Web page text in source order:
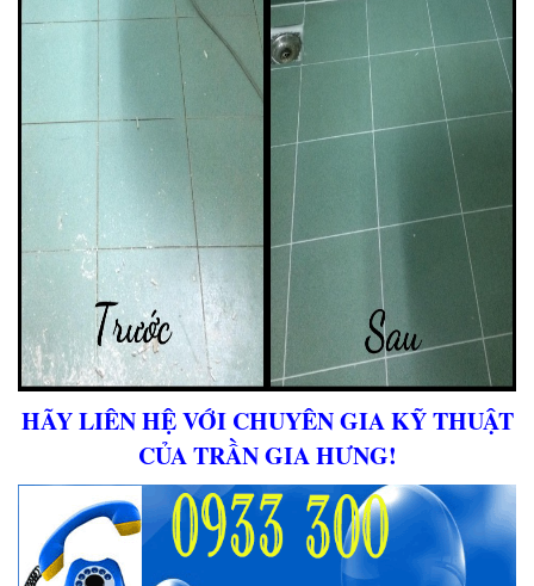
HÃY LIÊN HỆ VỚI CHUYÊN GIA KỸ THUẬT
CỦA TRẦN GIA HƯNG!